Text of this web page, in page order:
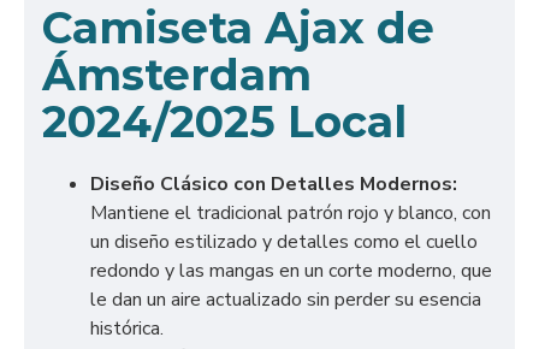
Camiseta Ajax de
Ámsterdam
2024/2025 Local
Diseño Clásico con Detalles Modernos:
Mantiene el tradicional patrón rojo y blanco, con
un diseño estilizado y detalles como el cuello
redondo y las mangas en un corte moderno, que
le dan un aire actualizado sin perder su esencia
histórica.